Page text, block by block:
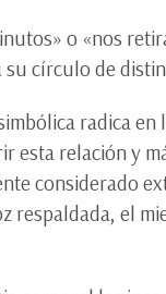
o «nos
su círculo de
radica en
relación y
considerado
respaldada, el